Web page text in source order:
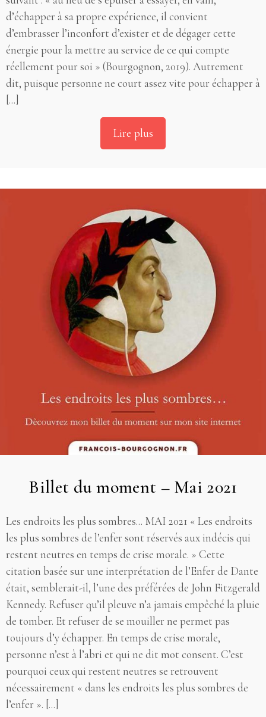
d’échapper à sa propre expérience, il convient
d’embrasser l’inconfort d’exister et de dégager cette
énergie pour la mettre au service de ce qui compte
réellement pour soi » (Bourgognon, 2019). Autrement
dit, puisque personne ne court assez vite pour échapper à
[...]
Lire plus
Billet du moment – Mai 2021
Les endroits les plus sombres... MAI 2021 « Les endroits
les plus sombres de l’enfer sont réservés aux indécis qui
restent neutres en temps de crise morale. » Cette
citation basée sur une interprétation de l’Enfer de Dante
était, semblerait-il, l’une des préférées de John Fitzgerald
Kennedy. Refuser qu’il pleuve n’a jamais empêché la pluie
de tomber. Et refuser de se mouiller ne permet pas
toujours d’y échapper. En temps de crise morale,
personne n’est à l’abri et qui ne dit mot consent. C’est
pourquoi ceux qui restent neutres se retrouvent
nécessairement « dans les endroits les plus sombres de
l’enfer ». [...]